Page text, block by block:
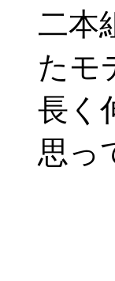
二本
たモ
長く
思っ